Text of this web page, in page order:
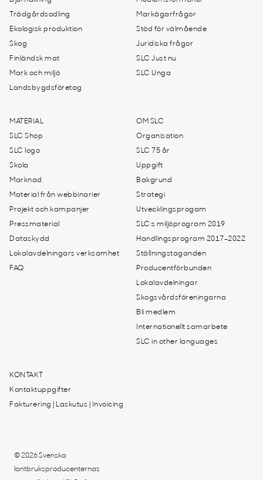
Trädgårdsodling
Ekologisk produktion
Skog
Finländsk mat
Mark och miljö
Landsbygdsföretag
Markägarfrågor
Stöd för välmående
Juridiska frågor
SLC Just nu
SLC Unga
MATERIAL
SLC Shop
SLC logo
Skola
Marknad
Material från webbinarier
Projekt och kampanjer
Pressmaterial
Dataskydd
Lokalavdelningars verksamhet
FAQ
OM SLC
Organisation
SLC 75 år
Uppgift
Bakgrund
Strategi
Utvecklingsprogam
SLC:s miljöprogram 2019
Handlingsprogram 2017-2022
Ställningstaganden
Producentförbunden
Lokalavdelningar
Skogsvårdsföreningarna
Bli medlem
Internationellt samarbete
SLC in other languages
KONTAKT
Kontaktuppgifter
Fakturering | Laskutus | Invoicing
© 2026 Svenska
lantbruksproducenternas